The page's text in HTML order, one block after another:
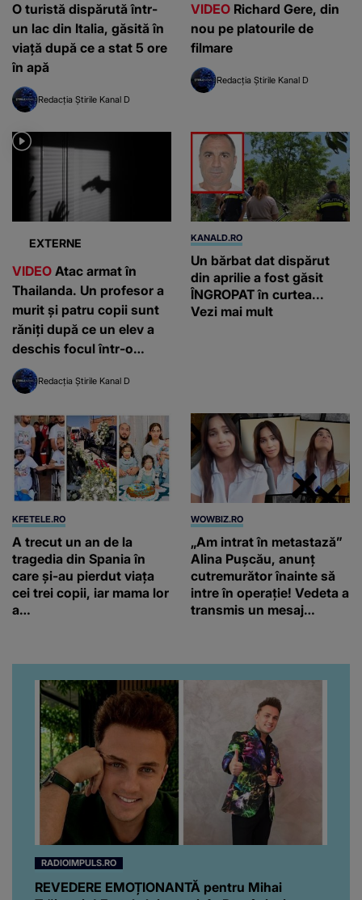
O turistă dispărută într-
un lac din Italia, găsită în
viață după ce a stat 5 ore
în apă
Redacția Știrile Kanal D
VIDEO Richard Gere, din
nou pe platourile de
filmare
Redacția Știrile Kanal D
EXTERNE
VIDEO Atac armat în
Thailanda. Un profesor a
murit și patru copii sunt
răniți după ce un elev a
deschis focul într-o
școală
Redacția Știrile Kanal D
KANALD.RO
Un bărbat dat dispărut
din aprilie a fost găsit
ÎNGROPAT în curtea...
Vezi mai mult
KFETELE.RO
A trecut un an de la
tragedia din Spania în
care și-au pierdut viața
cei trei copii, iar mama lor
a…
WOWBIZ.RO
„Am intrat în metastază”
Alina Pușcău, anunț
cutremurător înainte să
intre în operație! Vedeta a
transmis un mesaj
RADIOIMPULS.RO
REVEDERE EMOȚIONANTĂ pentru Mihai